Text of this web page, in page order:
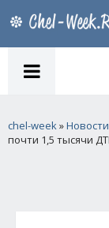
chel-week»Новости
почти 1,5 тысячи